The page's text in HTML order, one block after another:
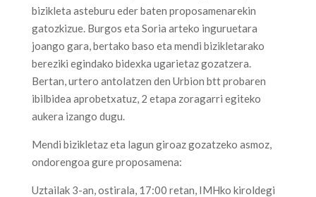
bizikleta asteburu eder baten proposamenarekin
gatozkizue. Burgos eta Soria arteko inguruetara
joango gara, bertako baso eta mendi bizikletarako
bereziki egindako bidexka ugarietaz gozatzera.
Bertan, urtero antolatzen den Urbion btt probaren
ibilbidea aprobetxatuz, 2 etapa zoragarri egiteko
aukera izango dugu.
Mendi bizikletaz eta lagun giroaz gozatzeko asmoz,
ondorengoa gure proposamena:
Uztailak 3-an, ostirala, 17:00 retan, IMHko kiroldegi